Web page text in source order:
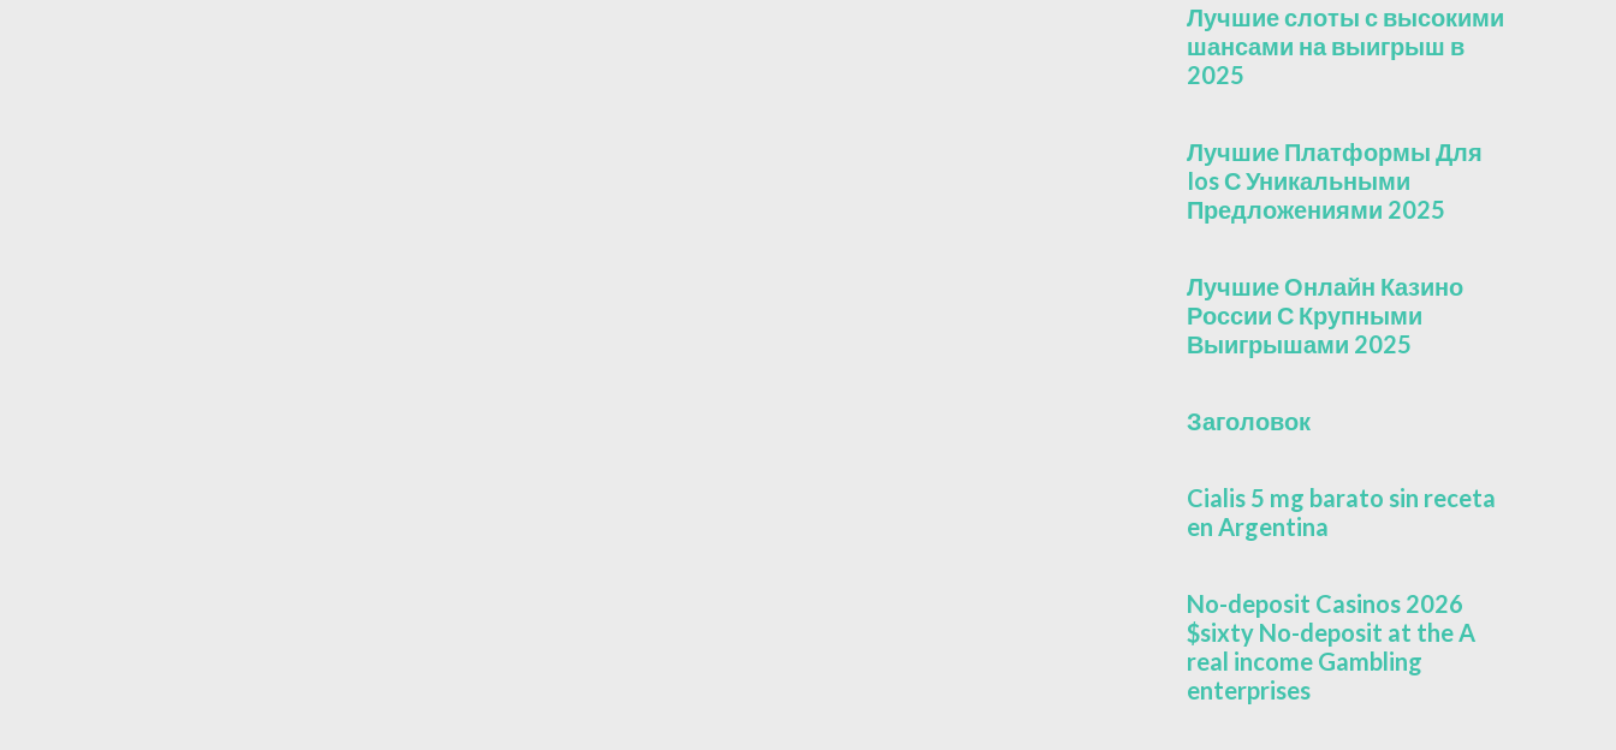
Лучшие слоты с высокими
шансами на выигрыш в
2025
Лучшие Платформы Для
Ios С Уникальными
Предложениями 2025
Лучшие Онлайн Казино
России С Крупными
Выигрышами 2025
Заголовок
Cialis 5 mg barato sin receta
en Argentina
No-deposit Casinos 2026
$sixty No-deposit at the A
real income Gambling
enterprises